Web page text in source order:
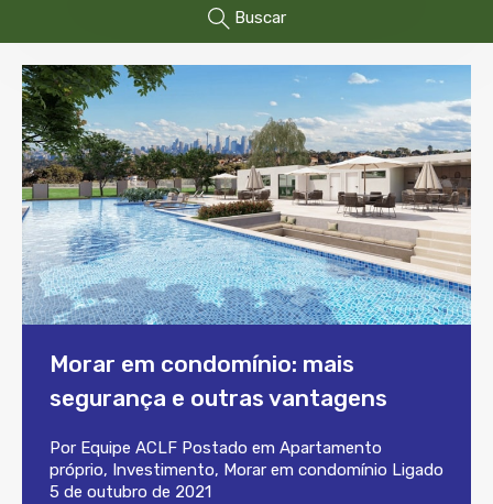
Buscar
Morar em condomínio: mais
segurança e outras vantagens
Por Equipe ACLF Postado em Apartamento
próprio, Investimento, Morar em condomínio Ligado
5 de outubro de 2021